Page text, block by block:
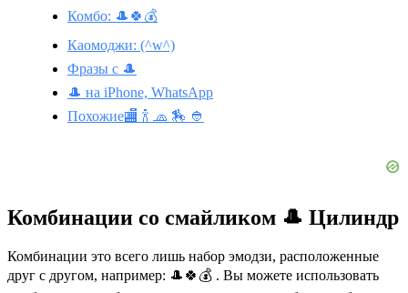
Комбо: 🎩🍀💰
Каомоджи: (^w^)
Фразы с 🎩
🎩 на iPhone, WhatsApp
Похожие🏬 🍾 🧢 🏇 👲
Комбинации со смайликом 🎩 Цилиндр
Комбинации это всего лишь набор эмодзи, расположенные
друг с другом, например: 🎩🍀💰 . Вы можете использовать